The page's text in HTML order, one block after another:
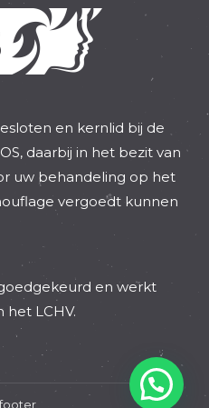
en kernlid bij de
daarbij in het bezit van
uw behandeling op het
vergoedt kunnen
en werkt
het LCHV.